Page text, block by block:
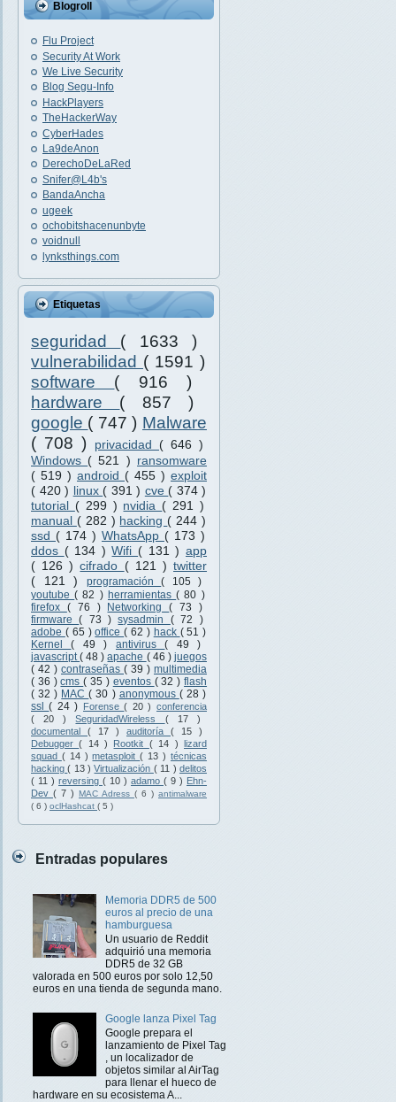
Blogroll
Flu Project
Security At Work
We Live Security
Blog Segu-Info
HackPlayers
TheHackerWay
CyberHades
La9deAnon
DerechoDeLaRed
Snifer@L4b's
BandaAncha
ugeek
ochobitshacenunbyte
voidnull
lynksthings.com
Etiquetas
seguridad ( 1633 )
vulnerabilidad ( 1591 )
software ( 916 )
hardware ( 857 )
google ( 747 ) Malware
( 708 )
privacidad ( 646 )
Windows ( 521 ) ransomware
( 519 ) android ( 455 ) exploit
( 420 ) linux ( 391 ) cve ( 374 )
tutorial ( 299 ) nvidia ( 291 )
manual ( 282 ) hacking ( 244 )
ssd ( 174 ) WhatsApp ( 173 )
ddos ( 134 )Wifi ( 131 ) app
( 126 )cifrado ( 121 )twitter
( 121 ) programación( 105 )
youtube( 82 ) herramientas( 80 )
firefox ( 76 ) Networking( 73 )
firmware( 73 )sysadmin ( 72 )
adobe ( 65 )office( 62 ) hack ( 51 )
Kernel( 49 ) antivirus( 49 )
javascript( 48 )apache ( 46 ) juegos
( 42 ) contraseñas ( 39 ) multimedia
( 36 )cms( 35 ) eventos ( 32 )flash
( 32 ) MAC( 30 ) anonymous ( 28 )
ssl( 24 ) Forense( 20 ) conferencia
( 20 )SeguridadWireless ( 17 )
documental ( 17 ) auditoría ( 15 )
Debugger( 14 ) Rootkit ( 14 ) lizard
squad ( 14 )metasploit( 13 ) técnicas
hacking( 13 )Virtualización ( 11 ) delitos
( 11 ) reversing ( 10 ) adamo ( 9 ) Ehn-
Dev ( 7 ) MAC Adress ( 6 ) antimalware
( 6 ) oclHashcat ( 5 )
Entradas populares
Memoria DDR5 de 500
euros al precio de una
hamburguesa
Un usuario de Reddit
adquirió una memoria
DDR5 de 32 GB
valorada en 500 euros por solo 12,50
euros en una tienda de segunda mano.
Google lanza Pixel Tag
Google prepara el
lanzamiento de Pixel Tag
, un localizador de
objetos similar al AirTag
para llenar el hueco de
hardware en su ecosistema A...